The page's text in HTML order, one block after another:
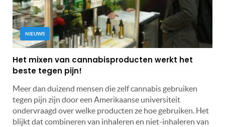
NIEUWS
Het mixen van cannabisproducten werkt het
beste tegen pijn!
Meer dan duizend mensen die zelf cannabis gebruiken
tegen pijn zijn door een Amerikaanse universiteit
ondervraagd over welke producten ze hoe gebruiken. Het
blijkt dat combineren van inhaleren en niet-inhaleren van